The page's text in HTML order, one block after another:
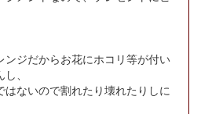
ンジだからお花にホコリ等が付い
、
はないので割れたり壊れたりしに